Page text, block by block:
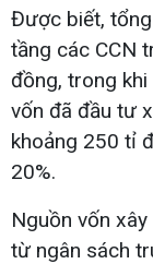
Được biết,
tầng các CCN
đồng, trong
vốn đã đầu tư
khoảng 250 tỉ
20%.
Nguồn vốn
từ ngân sách